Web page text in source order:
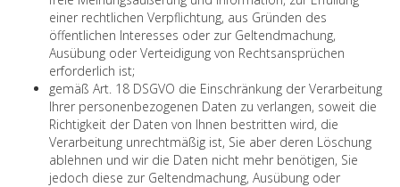
einer rechtlichen Verpflichtung, aus Gründen des
öffentlichen Interesses oder zur Geltendmachung,
Ausübung oder Verteidigung von Rechtsansprüchen
erforderlich ist;
gemäß Art. 18 DSGVO die Einschränkung der Verarbeitung
Ihrer personenbezogenen Daten zu verlangen, soweit die
Richtigkeit der Daten von Ihnen bestritten wird, die
Verarbeitung unrechtmäßig ist, Sie aber deren Löschung
ablehnen und wir die Daten nicht mehr benötigen, Sie
jedoch diese zur Geltendmachung, Ausübung oder